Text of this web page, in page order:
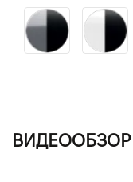
ВИДЕООБЗОР